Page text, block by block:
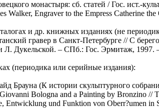
монастыря: сб. статей / Гос. ист.-
Walker, Engraver to the Empress Catherine
и др. книжных изданиях (не
гравер в Санкт-Петербурге // С
Дукельской. – СПб.: Гос. Эрмитаж, 1997.
(периодика или серийные издания):
Брауна (К истории скульптурного
Bologna and a Painting by Bronzino //
und Funktion von Oberr?umen in